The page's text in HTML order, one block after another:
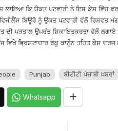
ਲਾਇਆ ਕਿ ਉਕਤ ਪਟਵਾਰੀ ਨੇ ਇਸ ਕੇਸ ਵਿੱਚ
ਬਿਊਰੋ ਨੂੰ ਉਕਤ ਪਟਵਾਰੀ ਵੱਲੋਂ ਰਿਸ਼ਵਤ
ਦੀ ਪੜਤਾਲ ਉਪਰੰਤ ਸ਼ਿਕਾਇਤਕਰਤਾ ਵੱਲੋਂ
ਵਿਖੇ ਭ੍ਰਿਸ਼ਟਾਚਾਰ ਰੋਕੂ ਕਾਨੂੰਨ ਤਹਿਤ ਕੇਸ
Punjab ਬੀਟੀਟੀ ਪੰਜਾਬੀ ਖ਼ਬਰਾਂ
Whatsapp